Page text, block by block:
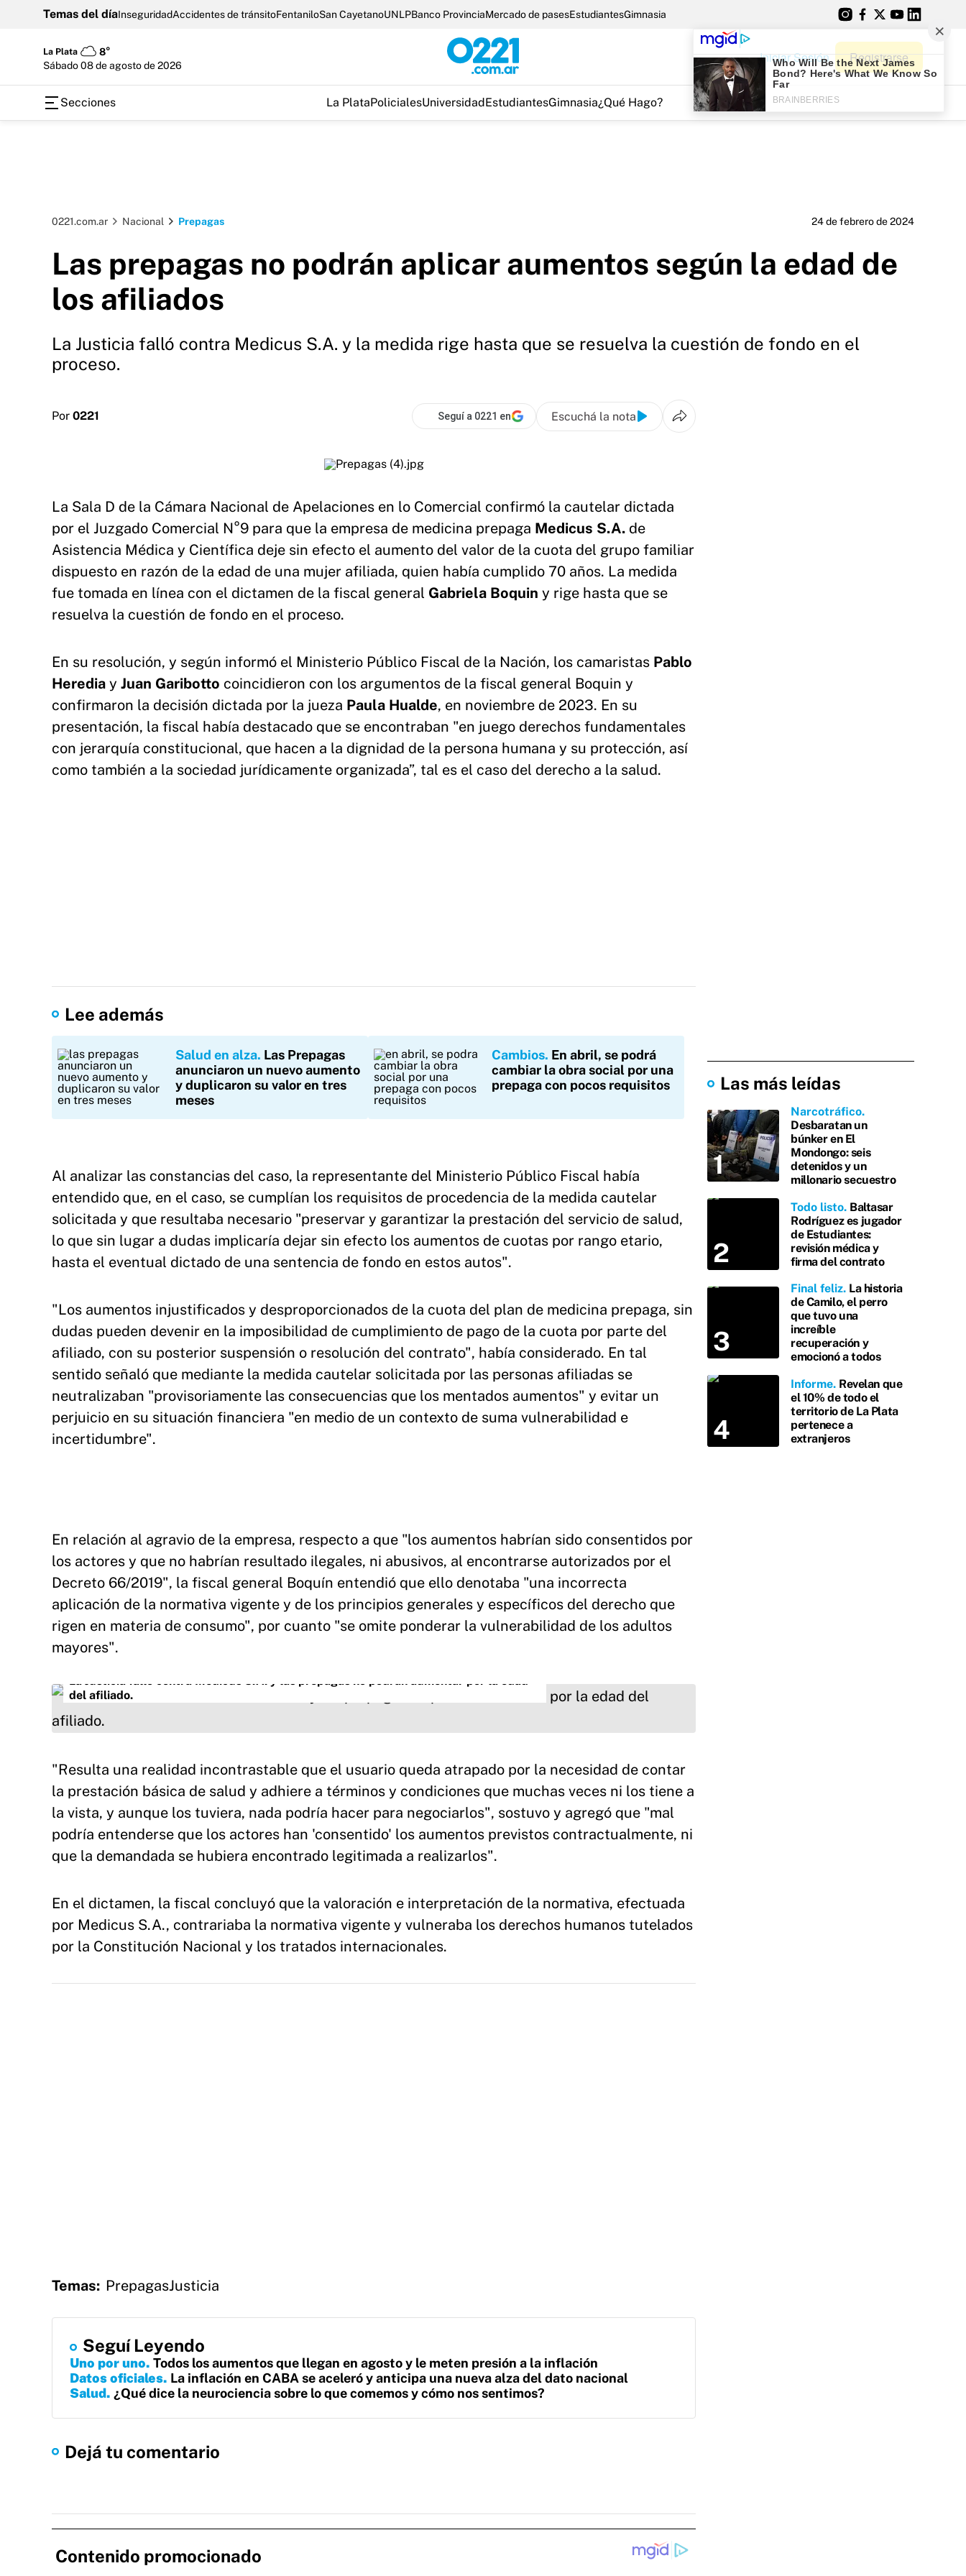
Temas del díaInseguridadAccidentes de tránsitoFentaniloSan CayetanoUNLPBanco ProvinciaMercado de pasesEstudiantesGimnasia
La Plata
8°
sábado 08 de agosto de 2026
Iniciar Sesión Registrarse
Secciones La PlataPolicialesUniversidadEstudiantesGimnasia¿Qué Hago?
0221.com.ar Nacional Prepagas 24 de febrero de 2024
Las prepagas no podrán aplicar aumentos según la edad de
los afiliados
La Justicia falló contra Medicus S.A. y la medida rige hasta que se resuelva la cuestión de fondo en el
proceso.
Por 0221 Seguí a 0221 en Escuchá la nota
La Sala D de la Cámara Nacional de Apelaciones en lo Comercial confirmó la cautelar dictada
por el Juzgado Comercial N°9 para que la empresa de medicina prepaga Medicus S.A. de
Asistencia Médica y Científica deje sin efecto el aumento del valor de la cuota del grupo familiar
dispuesto en razón de la edad de una mujer afiliada, quien había cumplido 70 años. La medida
fue tomada en línea con el dictamen de la fiscal general Gabriela Boquin y rige hasta que se
resuelva la cuestión de fondo en el proceso.
En su resolución, y según informó el Ministerio Público Fiscal de la Nación, los camaristas Pablo
Heredia y Juan Garibotto coincidieron con los argumentos de la fiscal general Boquin y
confirmaron la decisión dictada por la jueza Paula Hualde, en noviembre de 2023. En su
presentación, la fiscal había destacado que se encontraban "en juego derechos fundamentales
con jerarquía constitucional, que hacen a la dignidad de la persona humana y su protección, así
como también a la sociedad jurídicamente organizada”, tal es el caso del derecho a la salud.
Lee además
Salud en alza Las Prepagas
anunciaron un nuevo aumento
y duplicaron su valor en tres
meses
Cambios En abril, se podrá
cambiar la obra social por una
prepaga con pocos requisitos
Al analizar las constancias del caso, la representante del Ministerio Público Fiscal había
entendido que, en el caso, se cumplían los requisitos de procedencia de la medida cautelar
solicitada y que resultaba necesario "preservar y garantizar la prestación del servicio de salud,
lo que sin lugar a dudas implicaría dejar sin efecto los aumentos de cuotas por rango etario,
hasta el eventual dictado de una sentencia de fondo en estos autos".
"Los aumentos injustificados y desproporcionados de la cuota del plan de medicina prepaga, sin
dudas pueden devenir en la imposibilidad de cumplimiento de pago de la cuota por parte del
afiliado, con su posterior suspensión o resolución del contrato", había considerado. En tal
sentido señaló que mediante la medida cautelar solicitada por las personas afiliadas se
neutralizaban "provisoriamente las consecuencias que los mentados aumentos" y evitar un
perjuicio en su situación financiera "en medio de un contexto de suma vulnerabilidad e
incertidumbre".
En relación al agravio de la empresa, respecto a que "los aumentos habrían sido consentidos por
los actores y que no habrían resultado ilegales, ni abusivos, al encontrarse autorizados por el
Decreto 66/2019", la fiscal general Boquín entendió que ello denotaba "una incorrecta
aplicación de la normativa vigente y de los principios generales y específicos del derecho que
rigen en materia de consumo", por cuanto "se omite ponderar la vulnerabilidad de los adultos
mayores".
La Justicia falló contra Medicus S.A. y las prepagas no podrán aumentar por la edad
del afiliado.
"Resulta una realidad incontrastable que el usuario queda atrapado por la necesidad de contar
la prestación básica de salud y adhiere a términos y condiciones que muchas veces ni los tiene a
la vista, y aunque los tuviera, nada podría hacer para negociarlos", sostuvo y agregó que "mal
podría entenderse que los actores han 'consentido' los aumentos previstos contractualmente, ni
que la demandada se hubiera encontrado legitimada a realizarlos".
En el dictamen, la fiscal concluyó que la valoración e interpretación de la normativa, efectuada
por Medicus S.A., contrariaba la normativa vigente y vulneraba los derechos humanos tutelados
por la Constitución Nacional y los tratados internacionales.
Temas: PrepagasJusticia
Seguí Leyendo
Uno por uno Todos los aumentos que llegan en agosto y le meten presión a la inflación
Datos oficiales La inflación en CABA se aceleró y anticipa una nueva alza del dato nacional
Salud ¿Qué dice la neurociencia sobre lo que comemos y cómo nos sentimos?
Dejá tu comentario
Las más leídas
Narcotráfico
Desbaratan un
búnker en El
Mondongo: seis
detenidos y un
millonario secuestro
Todo listo Baltasar
Rodríguez es jugador
de Estudiantes:
revisión médica y
firma del contrato
Final feliz La historia
de Camilo, el perro
que tuvo una
increíble
recuperación y
emocionó a todos
Informe Revelan que
el 10% de todo el
territorio de La Plata
pertenece a
extranjeros